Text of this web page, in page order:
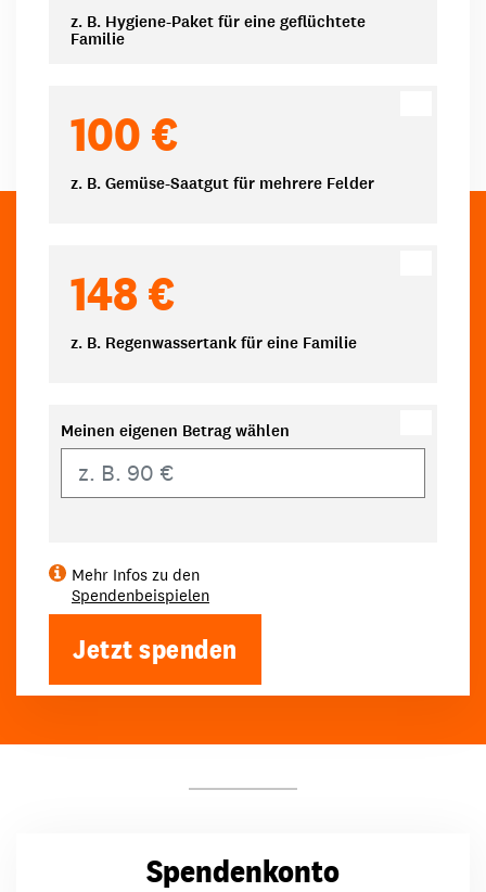
z. B. Hygiene-Paket für eine geflüchtete
Familie
100 €
z. B. Gemüse-Saatgut für mehrere Felder
148 €
z. B. Regenwassertank für eine Familie
Meinen eigenen Betrag wählen
Mehr Infos zu den
Spendenbeispielen
Jetzt spenden
Spendenkonto